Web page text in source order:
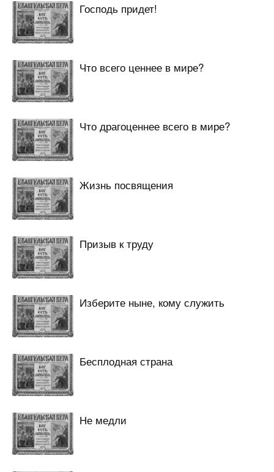
Господь придет!
Что всего ценнее в мире?
Что драгоценнее всего в мире?
Жизнь посвящения
Призыв к труду
Изберите ныне, кому служить
Бесплодная страна
Не медли